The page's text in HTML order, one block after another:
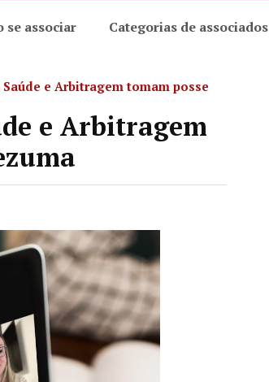
se associar Categorias de associados
e Arbitragem tomam posse
e Arbitragem